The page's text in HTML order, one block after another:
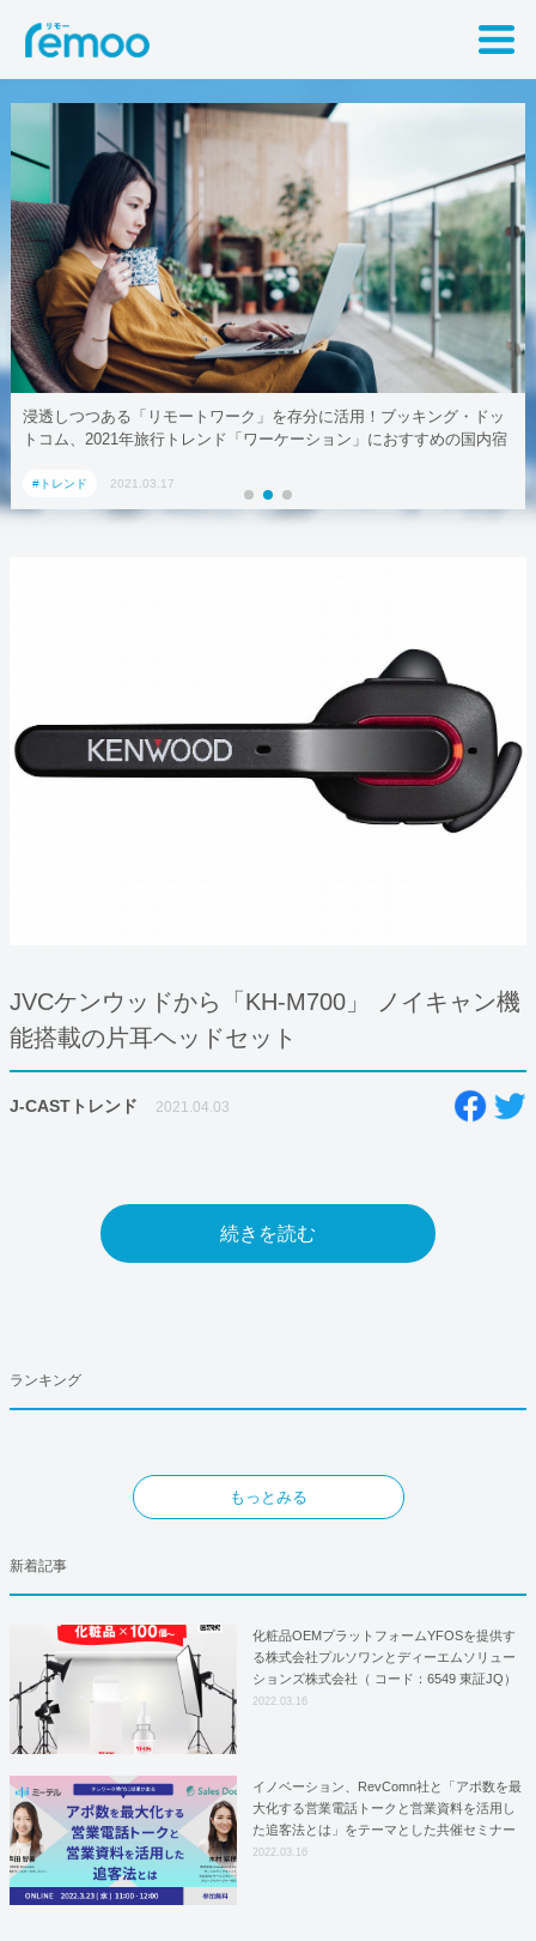
浸透しつつある「リモートワーク」を存分に活用！ブッキング・ドッ
トコム、2021年旅行トレンド「ワーケーション」におすすめの国内宿
#トレンド 2021.03.17
JVCケンウッドから「KH-M700」 ノイキャン機
能搭載の片耳ヘッドセット
J-CASTトレンド 2021.04.03
続きを読む
ランキング
もっとみる
新着記事
化粧品OEMプラットフォームYFOSを提供す
る株式会社プルソワンとディーエムソリュー
ションズ株式会社（ コード：6549 東証JQ）
はYFOSにおけるロジスティクスパートナー
2022.03.16
イノベーション、RevComn社と「アポ数を最
大化する営業電話トークと営業資料を活用し
た追客法とは」をテーマとした共催セミナー
を開催！
2022.03.16